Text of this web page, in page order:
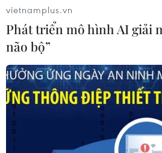
CƠ QUAN CHỦ QUẢN: THÔNG TẤN XÃ VIỆT
Tổng Biên tập: TRẦN TIẾN DUẨN
Phó Tổng Biên tập: NGUYỄN THỊ
THỦY
vietnamplus.vn
Phát triển mô hình AI giải
não bộ”